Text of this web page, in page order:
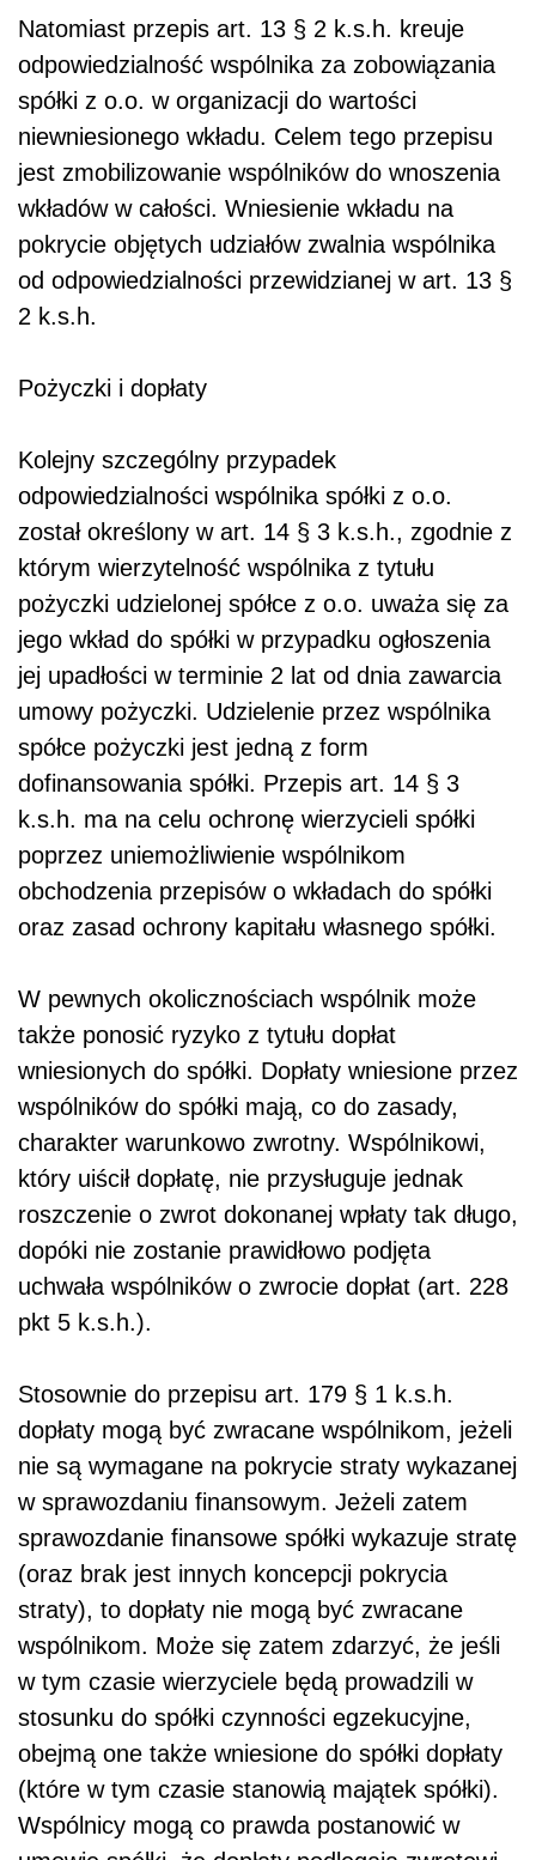
Natomiast przepis art. 13 § 2 k.s.h. kreuje
odpowiedzialność wspólnika za zobowiązania
spółki z o.o. w organizacji do wartości
niewniesionego wkładu. Celem tego przepisu
jest zmobilizowanie wspólników do wnoszenia
wkładów w całości. Wniesienie wkładu na
pokrycie objętych udziałów zwalnia wspólnika
od odpowiedzialności przewidzianej w art. 13 §
2 k.s.h.
Pożyczki i dopłaty
Kolejny szczególny przypadek
odpowiedzialności wspólnika spółki z o.o.
został określony w art. 14 § 3 k.s.h., zgodnie z
którym wierzytelność wspólnika z tytułu
pożyczki udzielonej spółce z o.o. uważa się za
jego wkład do spółki w przypadku ogłoszenia
jej upadłości w terminie 2 lat od dnia zawarcia
umowy pożyczki. Udzielenie przez wspólnika
spółce pożyczki jest jedną z form
dofinansowania spółki. Przepis art. 14 § 3
k.s.h. ma na celu ochronę wierzycieli spółki
poprzez uniemożliwienie wspólnikom
obchodzenia przepisów o wkładach do spółki
oraz zasad ochrony kapitału własnego spółki.
W pewnych okolicznościach wspólnik może
także ponosić ryzyko z tytułu dopłat
wniesionych do spółki. Dopłaty wniesione przez
wspólników do spółki mają, co do zasady,
charakter warunkowo zwrotny. Wspólnikowi,
który uiścił dopłatę, nie przysługuje jednak
roszczenie o zwrot dokonanej wpłaty tak długo,
dopóki nie zostanie prawidłowo podjęta
uchwała wspólników o zwrocie dopłat (art. 228
pkt 5 k.s.h.).
Stosownie do przepisu art. 179 § 1 k.s.h.
dopłaty mogą być zwracane wspólnikom, jeżeli
nie są wymagane na pokrycie straty wykazanej
w sprawozdaniu finansowym. Jeżeli zatem
sprawozdanie finansowe spółki wykazuje stratę
(oraz brak jest innych koncepcji pokrycia
straty), to dopłaty nie mogą być zwracane
wspólnikom. Może się zatem zdarzyć, że jeśli
w tym czasie wierzyciele będą prowadzili w
stosunku do spółki czynności egzekucyjne,
obejmą one także wniesione do spółki dopłaty
(które w tym czasie stanowią majątek spółki).
Wspólnicy mogą co prawda postanowić w